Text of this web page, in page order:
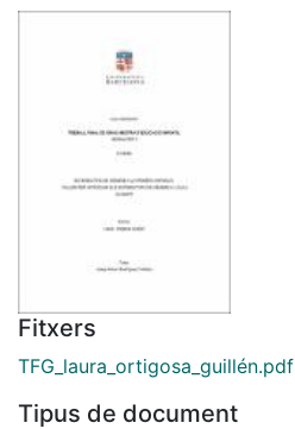
Fitxers
TFG_laura_ortigosa_guillén.pdf
Tipus de document